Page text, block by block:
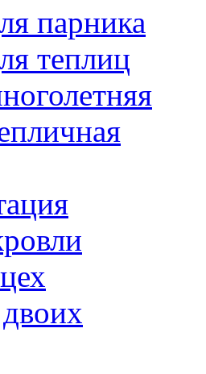
парника
теплиц